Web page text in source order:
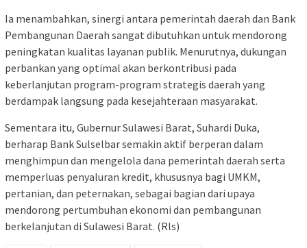
Ia menambahkan, sinergi antara pemerintah daerah dan Bank
Pembangunan Daerah sangat dibutuhkan untuk mendorong
peningkatan kualitas layanan publik. Menurutnya, dukungan
perbankan yang optimal akan berkontribusi pada
keberlanjutan program-program strategis daerah yang
berdampak langsung pada kesejahteraan masyarakat.
Sementara itu, Gubernur Sulawesi Barat, Suhardi Duka,
berharap Bank Sulselbar semakin aktif berperan dalam
menghimpun dan mengelola dana pemerintah daerah serta
memperluas penyaluran kredit, khususnya bagi UMKM,
pertanian, dan peternakan, sebagai bagian dari upaya
mendorong pertumbuhan ekonomi dan pembangunan
berkelanjutan di Sulawesi Barat. (Rls)